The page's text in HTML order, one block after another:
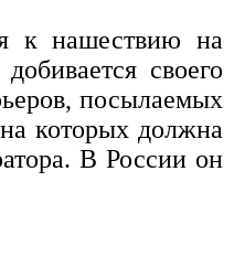
к нашествию на
своего
посылаемых
которых должна
В России он